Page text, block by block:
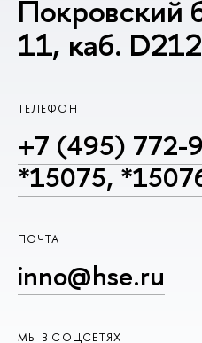
Покровский
11, каб.
ТЕЛЕФОН
+7 (495) 772-
*15075,
ПОЧТА
inno@hse.ru
МЫ В СОЦСЕТЯХ